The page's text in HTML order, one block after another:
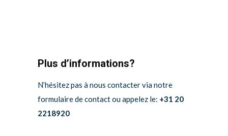
Plus d’informations?
N’hésitez pas à nous contacter via notre
formulaire de contact ou appelez le: +31 20
2218920